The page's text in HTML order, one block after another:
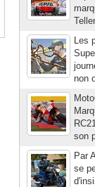
Les
non
son
Par
se